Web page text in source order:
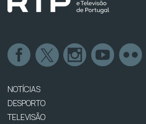
NOTÍCIAS
DESPORTO
TELEVISÃO